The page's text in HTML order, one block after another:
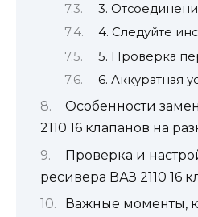
3.
4. Следуйте
5. Проверка
6. Аккуратная
Особенности
2110 16 клапанов на
Проверка и
ресивера ВАЗ 2110 16
Важные моменты,